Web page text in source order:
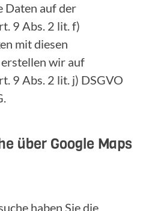
Daten auf der
9 Abs. 2 lit. f)
mit diesen
wir auf
9 Abs. 2 lit. j) DSGVO
über Google Maps
haben Sie die